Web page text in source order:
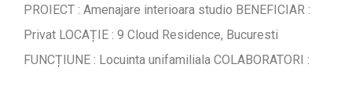
PROIECT : Amenajare interioara studio BENEFICIAR :
Privat LOCAȚIE : 9 Cloud Residence, Bucuresti
FUNCȚIUNE : Locuinta unifamiliala COLABORATORI :